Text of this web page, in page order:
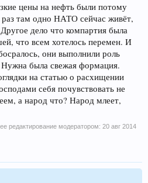
цены на нефть были потому
там одно НАТО сейчас живёт,
дело что компартия была
что всем хотелось перемен. И
они выполнили роль
была свежая формация.
на статью о расхищении
себя почувствовать не
а народ что? Народ млеет,
редактирование модератором: 20 авг 2014